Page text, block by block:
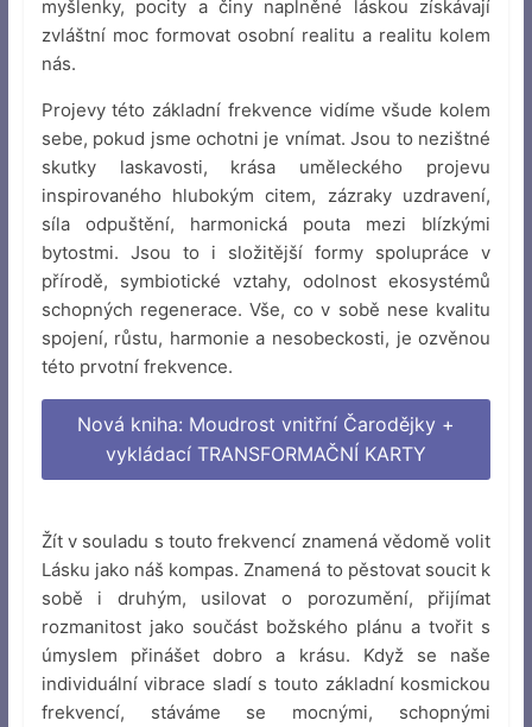
myšlenky, pocity a činy naplněné láskou získávají
zvláštní moc formovat osobní realitu a realitu kolem
nás.
Projevy této základní frekvence vidíme všude kolem
sebe, pokud jsme ochotni je vnímat. Jsou to nezištné
skutky laskavosti, krása uměleckého projevu
inspirovaného hlubokým citem, zázraky uzdravení,
síla odpuštění, harmonická pouta mezi blízkými
bytostmi. Jsou to i složitější formy spolupráce v
přírodě, symbiotické vztahy, odolnost ekosystémů
schopných regenerace. Vše, co v sobě nese kvalitu
spojení, růstu, harmonie a nesobeckosti, je ozvěnou
této prvotní frekvence.
Nová kniha: Moudrost vnitřní Čarodějky +
vykládací TRANSFORMAČNÍ KARTY
Žít v souladu s touto frekvencí znamená vědomě volit
Lásku jako náš kompas. Znamená to pěstovat soucit k
sobě i druhým, usilovat o porozumění, přijímat
rozmanitost jako součást božského plánu a tvořit s
úmyslem přinášet dobro a krásu. Když se naše
individuální vibrace sladí s touto základní kosmickou
frekvencí, stáváme se mocnými, schopnými